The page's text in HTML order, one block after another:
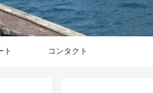
ト コンタクト